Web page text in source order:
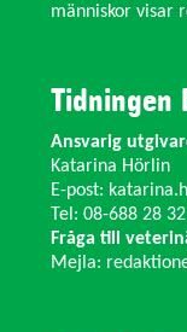
människor visar
Tidningen
Ansvarig
Katarina Hörlin
E-post:
Tel: 08-688 28 32
Fråga till
Mejla: